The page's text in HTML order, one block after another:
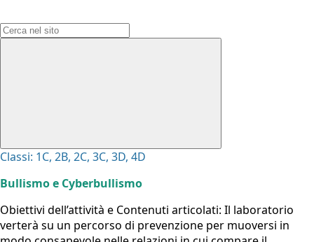
Classi: 1C, 2B, 2C, 3C, 3D, 4D
Bullismo e Cyberbullismo
Obiettivi dell’attività e Contenuti articolati: Il laboratorio
verterà su un percorso di prevenzione per muoversi in